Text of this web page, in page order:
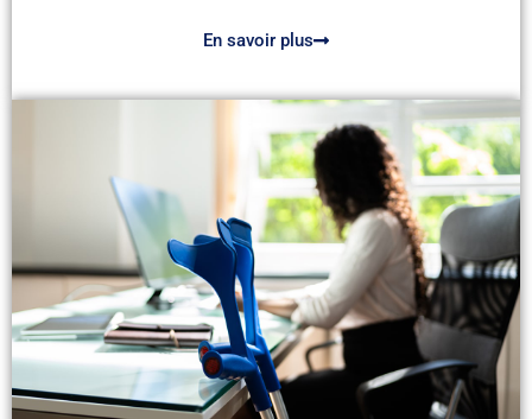
En savoir plus